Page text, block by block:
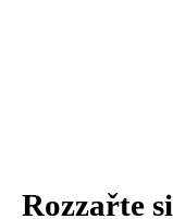
Rozzařte